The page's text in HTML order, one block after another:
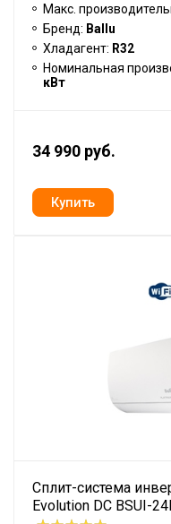
Макс.
Бренд: Ballu
Хладагент: R32
Номинальная
кВт
34 990 руб.
Сплит-система
Evolution DC BSUI-